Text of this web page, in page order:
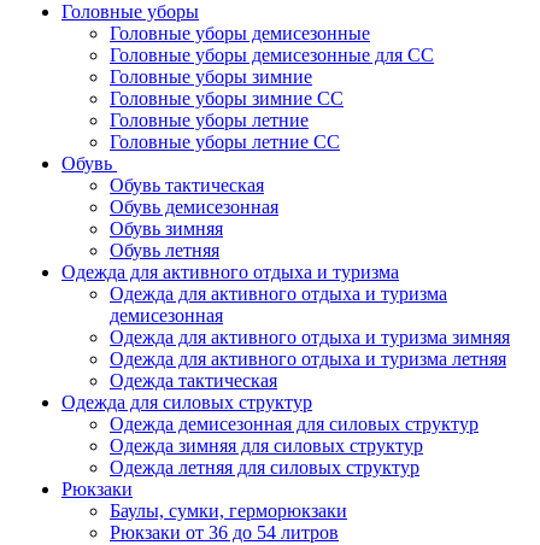
Головные уборы
Головные уборы демисезонные
Головные уборы демисезонные для СС
Головные уборы зимние
Головные уборы зимние СС
Головные уборы летние
Головные уборы летние СС
Обувь
Обувь тактическая
Обувь демисезонная
Обувь зимняя
Обувь летняя
Одежда для активного отдыха и туризма
Одежда для активного отдыха и туризма
демисезонная
Одежда для активного отдыха и туризма зимняя
Одежда для активного отдыха и туризма летняя
Одежда тактическая
Одежда для силовых структур
Одежда демисезонная для силовых структур
Одежда зимняя для силовых структур
Одежда летняя для силовых структур
Рюкзаки
Баулы, сумки, герморюкзаки
Рюкзаки от 36 до 54 литров